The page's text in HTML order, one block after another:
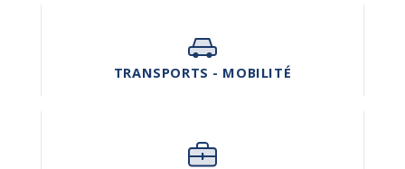
TRANSPORTS - MOBILITÉ